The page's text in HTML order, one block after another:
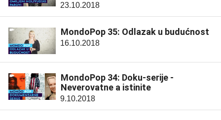
23.10.2018
MondoPop 35: Odlazak u budućnost
16.10.2018
MondoPop 34: Doku-serije -
Neverovatne a istinite
9.10.2018